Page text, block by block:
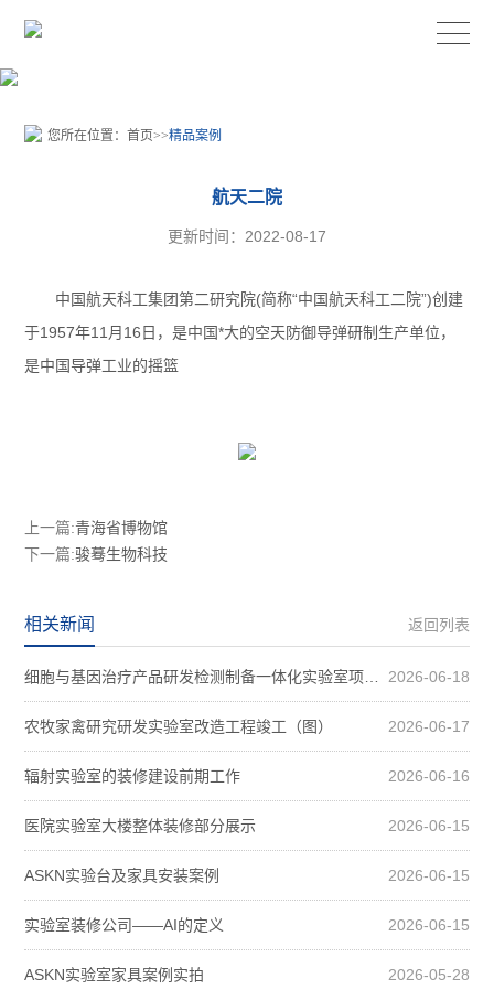
您所在位置：首页>>精品案例
航天二院
更新时间：2022-08-17
中国航天科工集团第二研究院(简称“中国航天科工二院”)创建
于1957年11月16日，是中国*大的空天防御导弹研制生产单位，
是中国导弹工业的摇篮
上一篇:青海省博物馆
下一篇:骏蓦生物科技
返回列表
相关新闻
2026-06-18
细胞与基因治疗产品研发检测制备一体化实验室项目装修案例图
2026-06-17
农牧家禽研究研发实验室改造工程竣工（图）
2026-06-16
辐射实验室的装修建设前期工作
2026-06-15
医院实验室大楼整体装修部分展示
2026-06-15
ASKN实验台及家具安装案例
2026-06-15
实验室装修公司——AI的定义
2026-05-28
ASKN实验室家具案例实拍